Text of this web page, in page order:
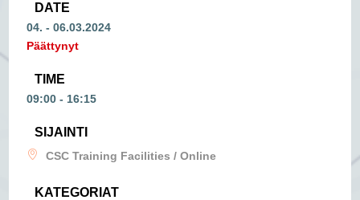
DATE
04. - 06.03.2024
Päättynyt
TIME
09:00 - 16:15
SIJAINTI
CSC Training Facilities / Online
KATEGORIAT